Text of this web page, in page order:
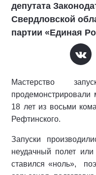
депутата
Свердловской
партии «Единая
Мастерство
продемонстрировали
18 лет из восьми
Рефтинского.
Запуски
неудачный полет или
ставился «ноль»,